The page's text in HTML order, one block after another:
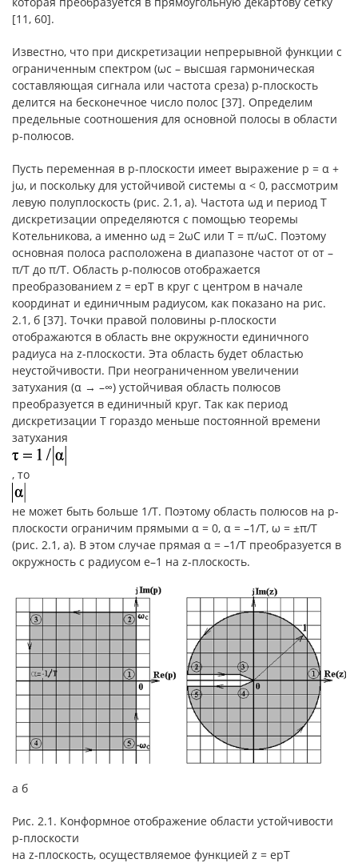
[11, 60].
Известно, что при дискретизации непрерывной функции с
ограниченным спектром (ωс – высшая гармоническая
составляющая сигнала или частота среза) p-плоскость
делится на бесконечное число полос [37]. Определим
предельные соотношения для основной полосы в области
p-полюсов.
Пусть переменная в p-плоскости имеет выражение p = α +
jω, и поскольку для устойчивой системы α < 0, рассмотрим
левую полуплоскость (рис. 2.1, а). Частота ωд и период T
дискретизации определяются с помощью теоремы
Котельникова, а именно ωд = 2ωC или T = π/ωC. Поэтому
основная полоса расположена в диапазоне частот от от –
π/T до π/T. Область p-полюсов отображается
преобразованием z = epT в круг с центром в начале
координат и единичным радиусом, как показано на рис.
2.1, б [37]. Точки правой половины p-плоскости
отображаются в область вне окружности единичного
радиуса на z-плоскости. Эта область будет областью
неустойчивости. При неограниченном увеличении
затухания (α → –∞) устойчивая область полюсов
преобразуется в единичный круг. Так как период
дискретизации T гораздо меньше постоянной времени
затухания
, то
не может быть больше 1/T. Поэтому область полюсов на p-
плоскости ограничим прямыми α = 0, α = –1/T, ω = ±π/T
(рис. 2.1, а). В этом случае прямая α = –1/T преобразуется в
окружность с радиусом e–1 на z-плоскость.
а б
Рис. 2.1. Конформное отображение области устойчивости
p-плоскости
на z-плоскость, осуществляемое функцией z = epT